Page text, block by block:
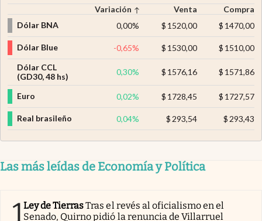
Variación Venta
Compra
Dólar BNA
0,00% $ 1520,00 $ 1470,00
Dólar Blue -0,65% $ 1530,00 $ 1510,00
Dólar CCL
(GD30, 48 hs)
0,30% $ 1576,16 $ 1571,86
Euro 0,02% $ 1728,45 $ 1727,57
Real brasileño 0,04% $ 293,54 $ 293,43
Las más leídas de Economía y Política
1Ley de TierrasTras el revés al oficialismo en el
Senado, Quirno pidió la renuncia de Villarruel